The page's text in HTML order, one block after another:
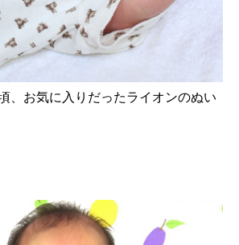
、お気に入りだったライオンのぬい